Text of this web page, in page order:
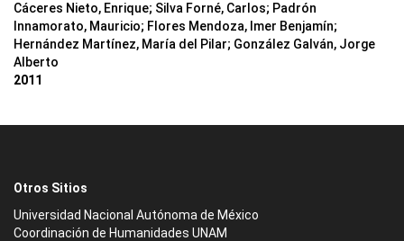
Cáceres Nieto, Enrique; Silva Forné, Carlos; Padrón
Innamorato, Mauricio; Flores Mendoza, Imer Benjamín;
Hernández Martínez, María del Pilar; González Galván, Jorge
Alberto
2011
Otros Sitios
Universidad Nacional Autónoma de México
Coordinación de Humanidades UNAM